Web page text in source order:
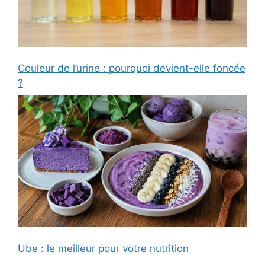
Couleur de l’urine : pourquoi devient-elle foncée
?
Ube : le meilleur pour votre nutrition